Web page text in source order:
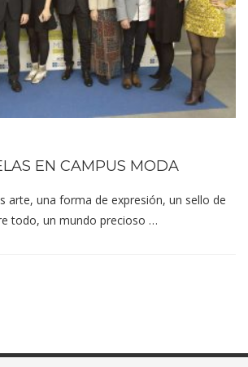
EN CAMPUS MODA
arte, una forma de expresión, un sello de
todo, un mundo precioso …